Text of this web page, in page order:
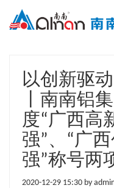
以创新驱
丨南南铝
度“广西高
强”、“广
强”称号两
2020-12-29 15:30 by